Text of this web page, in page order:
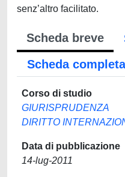
senz’altro facilitato.
Scheda breve
Scheda
Corso di studio
GIURISPRUDENZA
DIRITTO
Data di pubblicazione
14-lug-2011